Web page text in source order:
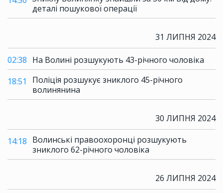
деталі пошукової операції
31 ЛИПНЯ 2024
02:38 На Волині розшукують 43-річного чоловіка
18:51
Поліція розшукує зниклого 45-річного
волинянина
30 ЛИПНЯ 2024
14:18 Волинські правоохоронці розшукують
зниклого 62-річного чоловіка
26 ЛИПНЯ 2024